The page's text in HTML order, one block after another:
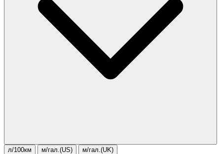
л/100км м/гал.(US) м/гал.(UK)